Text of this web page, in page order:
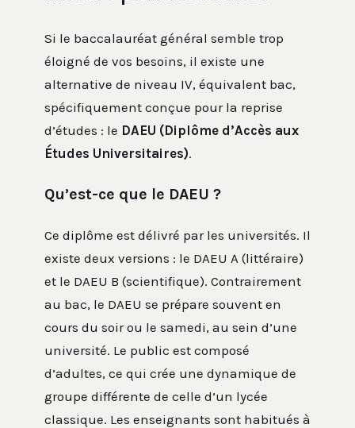
Si le baccalauréat général semble trop
éloigné de vos besoins, il existe une
alternative de niveau IV, équivalent bac,
spécifiquement conçue pour la reprise
d’études : le DAEU (Diplôme d’Accès aux
Études Universitaires).
Qu’est-ce que le DAEU ?
Ce diplôme est délivré par les universités. Il
existe deux versions : le DAEU A (littéraire)
et le DAEU B (scientifique). Contrairement
au bac, le DAEU se prépare souvent en
cours du soir ou le samedi, au sein d’une
université. Le public est composé
d’adultes, ce qui crée une dynamique de
groupe différente de celle d’un lycée
classique. Les enseignants sont habitués à